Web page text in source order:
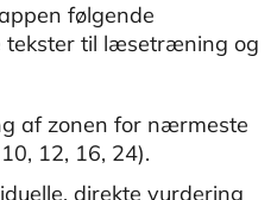
følgende
tekster til læsetræning og
af zonen for nærmeste
12, 16, 24).
direkte vurdering